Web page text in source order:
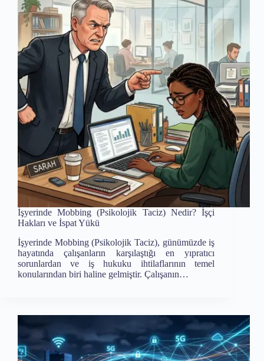
İşyerinde Mobbing (Psikolojik Taciz) Nedir? İşçi
Hakları ve İspat Yükü
İşyerinde Mobbing (Psikolojik Taciz), günümüzde iş
hayatında çalışanların karşılaştığı en yıpratıcı
sorunlardan ve iş hukuku ihtilaflarının temel
konularından biri haline gelmiştir. Çalışanın…